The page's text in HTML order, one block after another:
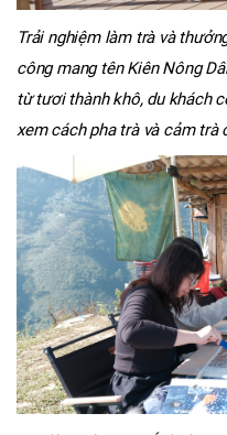
Trải nghiệm làm trà và
công mang tên Kiên Nông
từ tươi thành khô, du khách
xem cách pha trà và cảm trà